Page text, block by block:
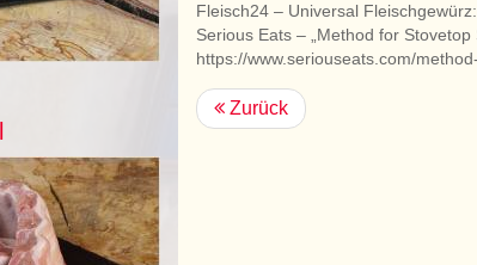
Fleisch24 – Universal
Serious Eats – „Method for
https://www.seriouseats.com/
Zurück